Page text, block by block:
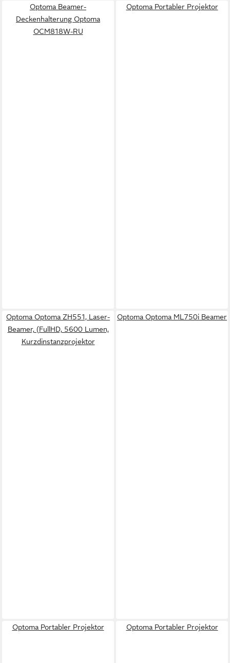
Optoma Beamer-
Deckenhalterung Optoma
OCM818W-RU
Optoma Portabler Projektor
Optoma Optoma ZH551, Laser-
Beamer, (FullHD, 5600 Lumen,
Kurzdinstanzprojektor
Optoma Optoma ML750i Beamer
Optoma Portabler Projektor Optoma Portabler Projektor